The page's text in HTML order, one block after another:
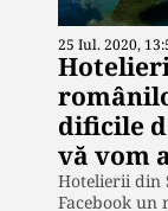
25 Iul. 2020,
dificile
vă vom
Hotelierii din
Facebook un